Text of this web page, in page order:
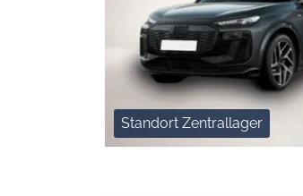
Standort Zentrallager